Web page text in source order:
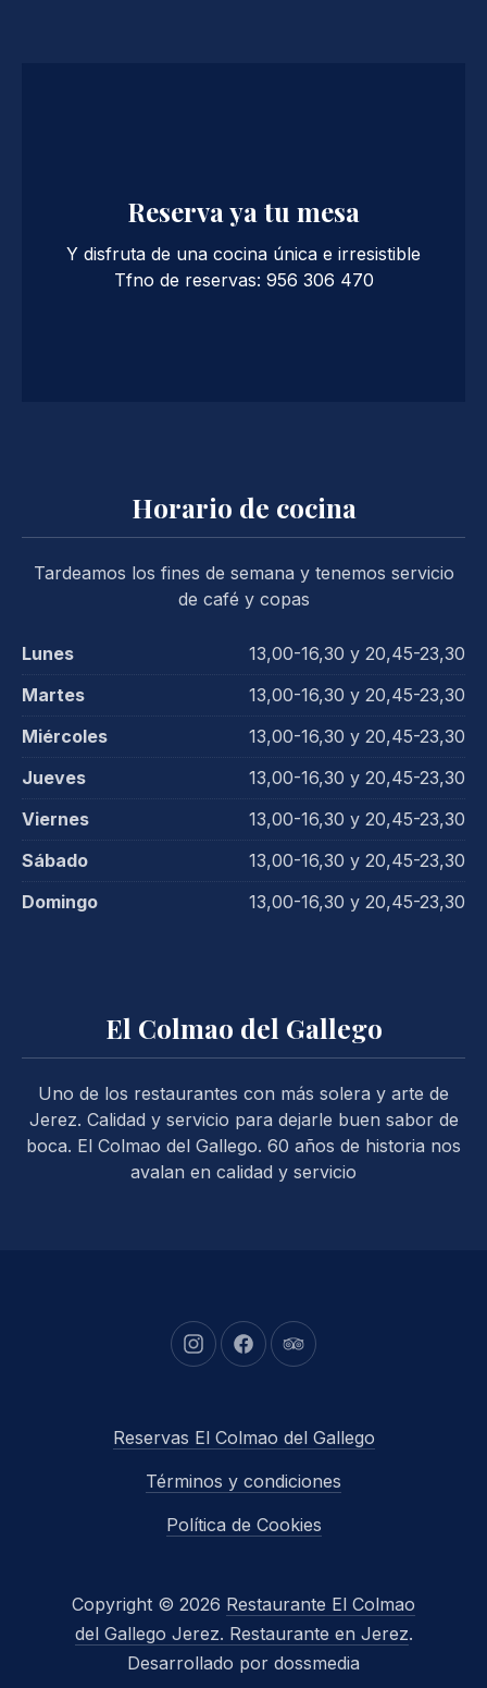
Reserva ya tu mesa
Y disfruta de una cocina única e irresistible
Tfno de reservas: 956 306 470
Horario de cocina
Tardeamos los fines de semana y tenemos servicio
de café y copas
Lunes
13,00-16,30 y 20,45-23,30
Martes
13,00-16,30 y 20,45-23,30
Miércoles
13,00-16,30 y 20,45-23,30
Jueves
13,00-16,30 y 20,45-23,30
Viernes
13,00-16,30 y 20,45-23,30
Sábado
13,00-16,30 y 20,45-23,30
Domingo
13,00-16,30 y 20,45-23,30
El Colmao del Gallego
Uno de los restaurantes con más solera y arte de
Jerez. Calidad y servicio para dejarle buen sabor de
boca. El Colmao del Gallego. 60 años de historia nos
avalan en calidad y servicio
New Window
New WindowNew Window
Reservas El Colmao del Gallego
Términos y condiciones
Política de Cookies
Copyright © 2026 Restaurante El Colmao
del Gallego Jerez. Restaurante en Jerez.
Desarrollado por dossmedia